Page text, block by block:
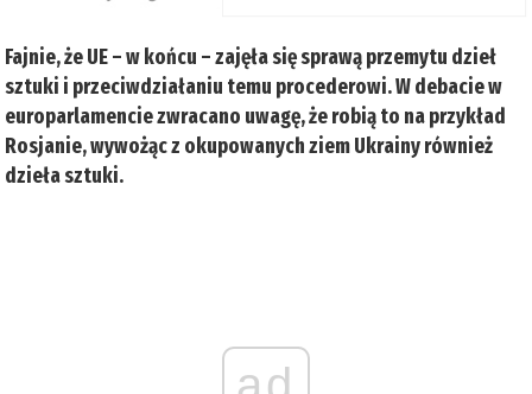
Fajnie, że UE – w końcu – zajęła się sprawą przemytu dzieł
sztuki i przeciwdziałaniu temu procederowi. W debacie w
europarlamencie zwracano uwagę, że robią to na przykład
Rosjanie, wywożąc z okupowanych ziem Ukrainy również
dzieła sztuki.